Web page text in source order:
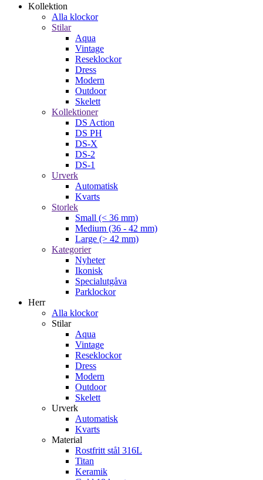
Kollektion
Alla klockor
Stilar
Aqua
Vintage
Reseklockor
Dress
Modern
Outdoor
Skelett
Kollektioner
DS Action
DS PH
DS-X
DS-2
DS-1
Urverk
Automatisk
Kvarts
Storlek
Small (< 36 mm)
Medium (36 - 42 mm)
Large (> 42 mm)
Kategorier
Nyheter
Ikonisk
Specialutgåva
Parklockor
Herr
Alla klockor
Stilar
Aqua
Vintage
Reseklockor
Dress
Modern
Outdoor
Skelett
Urverk
Automatisk
Kvarts
Material
Rostfritt stål 316L
Titan
Keramik